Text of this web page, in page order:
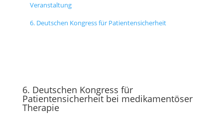
Veranstaltung
6. Deutschen Kongress für Patientensicherheit
6. Deutschen Kongress für
Patientensicherheit bei medikamentöser
Therapie